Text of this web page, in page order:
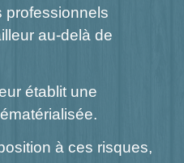
professionnels
au-delà de
établit une
à ces risques,